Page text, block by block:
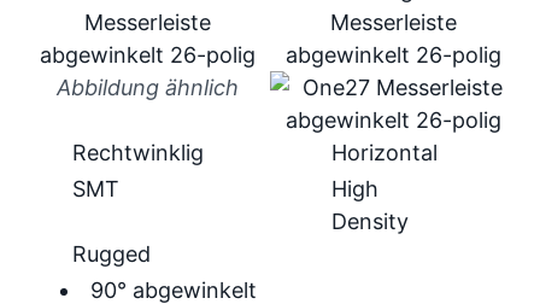
Abbildung ähnlich
90° abgewinkelt
Rechtwinklig
Horizontal
SMT
High
Density
Rugged